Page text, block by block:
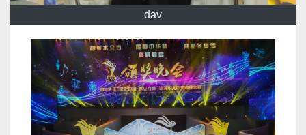
dav